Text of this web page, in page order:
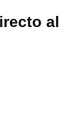
al